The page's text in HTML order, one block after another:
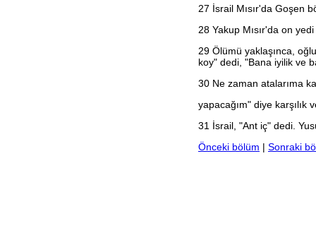
27 İsrail Mısır'da Goşen
28 Yakup Mısır'da on
29 Ölümü yaklaşınca,
koy" dedi, "Bana iyilik ve
30 Ne zaman atalarıma
yapacağım" diye karşılık
31 İsrail, "Ant iç" dedi.
Önceki bölüm | Sonraki